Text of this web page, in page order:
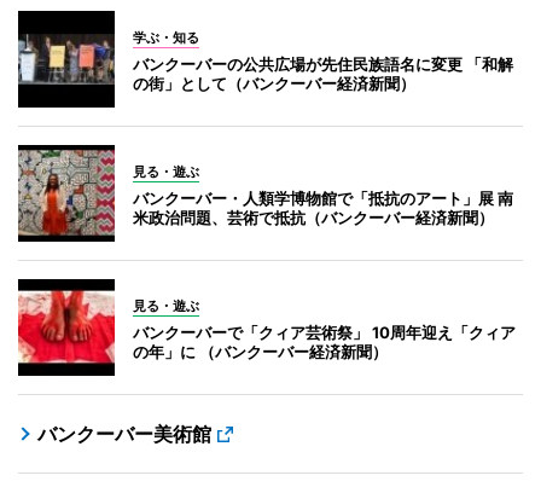
学ぶ・知る
バンクーバーの公共広場が先住民族語名に変更 「和解
の街」として（バンクーバー経済新聞）
見る・遊ぶ
バンクーバー・人類学博物館で「抵抗のアート」展 南
米政治問題、芸術で抵抗（バンクーバー経済新聞）
見る・遊ぶ
バンクーバーで「クィア芸術祭」 10周年迎え「クィア
の年」に （バンクーバー経済新聞）
バンクーバー美術館